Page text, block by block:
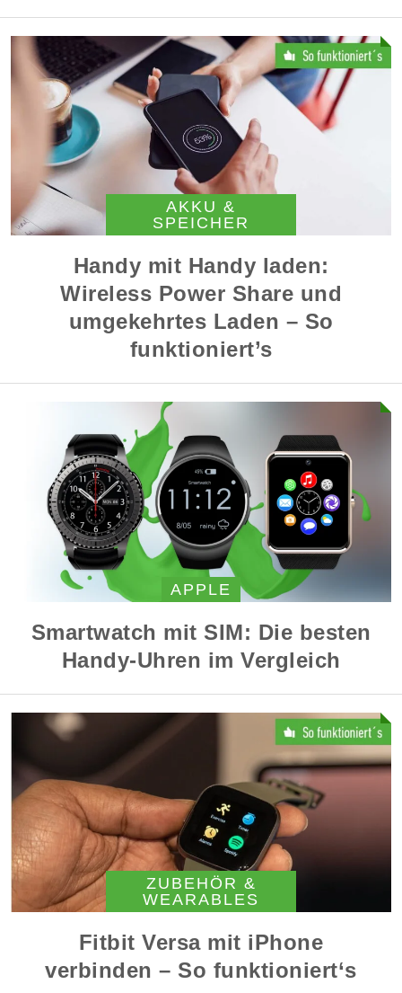
AKKU &
SPEICHER
Handy mit Handy laden:
Wireless Power Share und
umgekehrtes Laden – So
funktioniert’s
APPLE
Smartwatch mit SIM: Die besten
Handy-Uhren im Vergleich
ZUBEHÖR &
WEARABLES
Fitbit Versa mit iPhone
verbinden – So funktioniert‘s